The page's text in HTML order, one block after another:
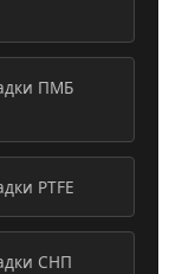
ПМБ
PTFE
СНП